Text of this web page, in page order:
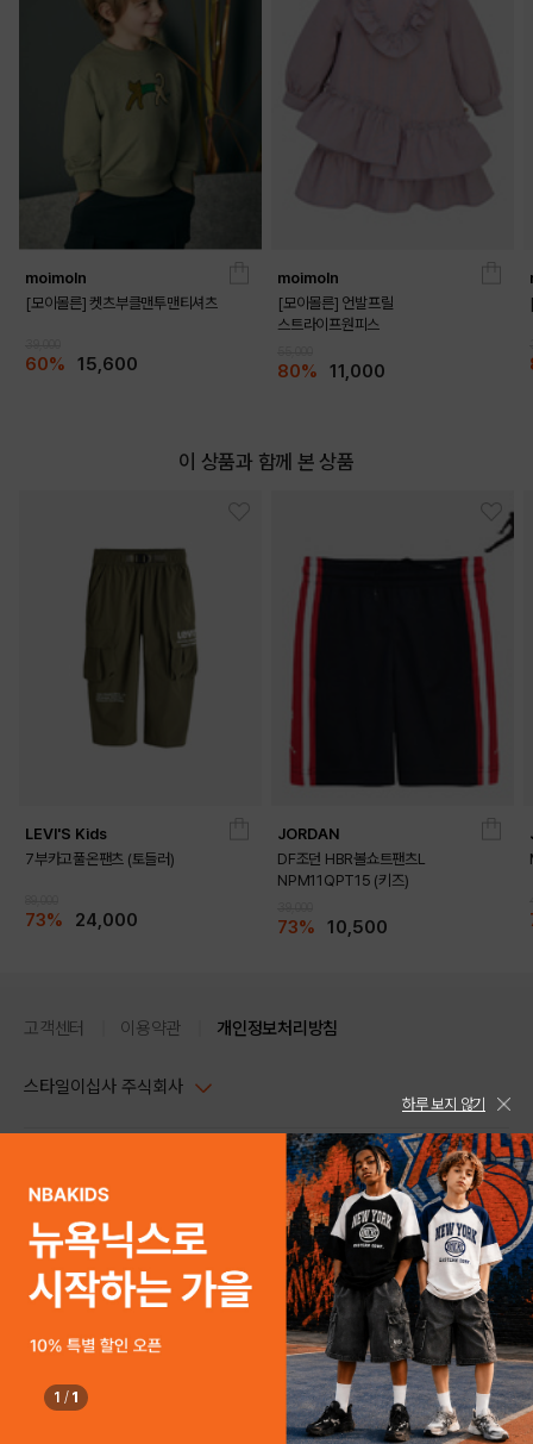
moimoln
[모이몰른] 켓츠부클맨투맨티셔츠
60% 15,600
moimoln
[모이몰른] 언발프릴
스트라이프원피스
80% 11,000
이 상품과 함께 본 상품
LEVI'S Kids
7부카고풀온팬츠 (토들러)
73% 24,000
JORDAN
DF조던 HBR볼쇼트팬츠L
NPM11QPT15 (키즈)
73% 10,500
구매하기
고객센터 이용약관 개인정보처리방침
스타일이십사 주식회사
주소 : 서울시 강남구 논현로 633, 6층 (논현동, 한세엠케이빌딩)
사업자등록번호 : 116-81-32499
통신판매업신고번호 : 제 2024-서울강남-04239
호스팅 서비스 : 스타일이십사㈜
고객센터 1544-5336(평일 09:00~ 18:00 토/일/공휴일 휴무)
스타일24 고객센터 1544-5336
평일 09:00~ 18:00 (토/일/공휴일 휴무)
help Email : help@style24.com
COPYRIGHTⓒ2021 STYLE24 ALL RIGHTS RESERVED.
하루 보지 않기
1 / 1